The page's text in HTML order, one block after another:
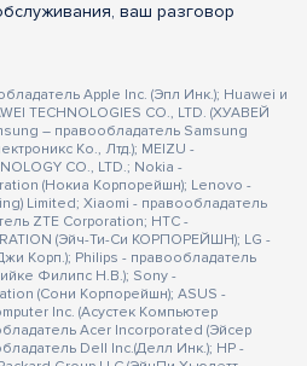
ваш разговор
Apple Inc. (Эпл Инк.); Huawei и
TECHNOLOGIES CO., LTD. (ХУАВЕЙ
– правообладатель Samsung
Ко., Лтд.); MEIZU -
CO., LTD.; Nokia -
(Нокиа Корпорейшн); Lenovo -
Limited; Xiaomi - правообладатель
ZTE Corporation; HTC -
(Эйч-Ти-Си КОРПОРЕЙШН); LG -
Корп.); Philips - правообладатель
Филипс Н.В.); Sony -
(Сони Корпорейшн); ASUS -
Inc. (Асустек Компьютер
Acer Incorporated (Эйсер
Dell Inc.(Делл Инк.); HP -